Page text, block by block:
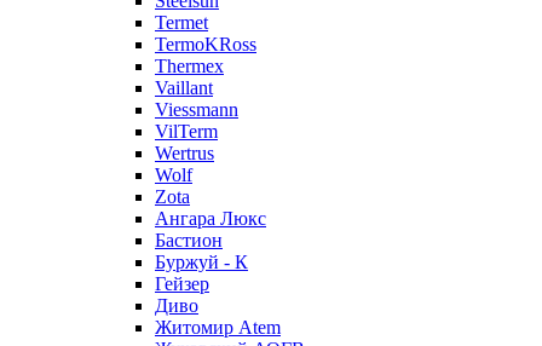
Termet
TermoKRoss
Thermex
Vaillant
Viessmann
VilTerm
Wertrus
Wolf
Zota
Ангара Люкс
Бастион
Буржуй - К
Гейзер
Диво
Житомир Аtem